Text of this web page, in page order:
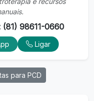
98611-0660
Ligar
para PCD